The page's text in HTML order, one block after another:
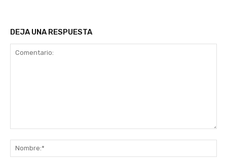
DEJA UNA RESPUESTA